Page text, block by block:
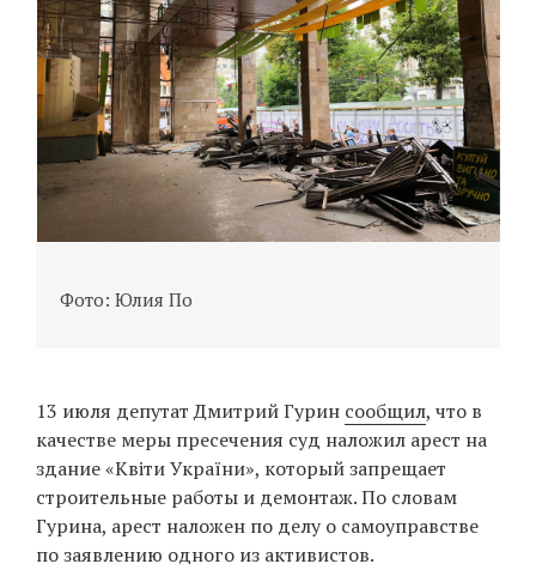
Фото: Юлия По
13 июля депутат Дмитрий Гурин сообщил, что в
качестве меры пресечения суд наложил арест на
здание «Квіти України», который запрещает
строительные работы и демонтаж. По словам
Гурина, арест наложен по делу о самоуправстве
по заявлению одного из активистов.